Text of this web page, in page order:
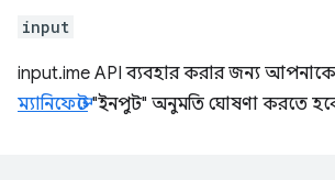
input
input.ime API ব্যবহার করার জন্য
ম্যানিফেস্টে"ইনপুট" অনুমতি ঘোষণা করতে